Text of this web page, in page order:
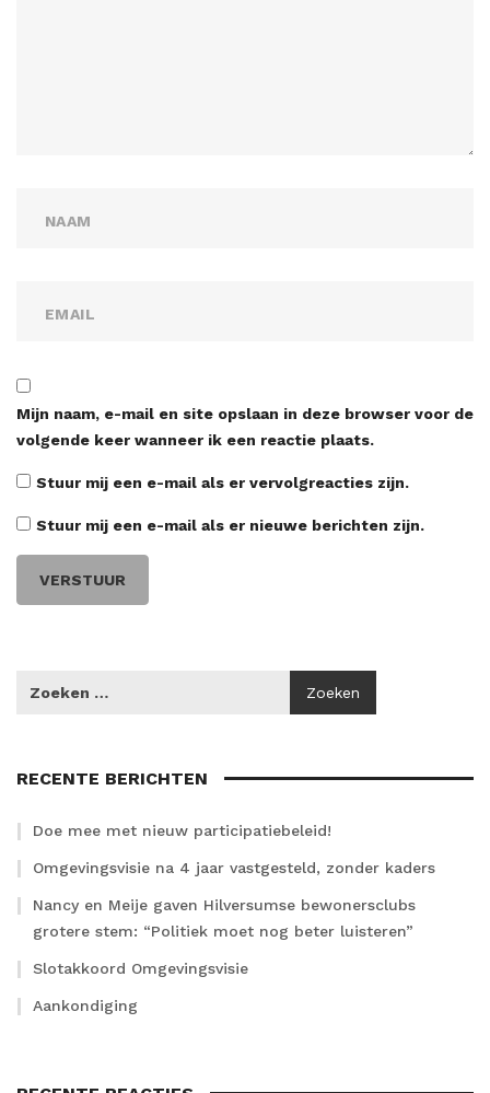
Mijn naam, e-mail en site opslaan in deze browser voor de
volgende keer wanneer ik een reactie plaats.
Stuur mij een e-mail als er vervolgreacties zijn.
Stuur mij een e-mail als er nieuwe berichten zijn.
RECENTE BERICHTEN
Doe mee met nieuw participatiebeleid!
Omgevingsvisie na 4 jaar vastgesteld, zonder kaders
Nancy en Meije gaven Hilversumse bewonersclubs
grotere stem: “Politiek moet nog beter luisteren”
Slotakkoord Omgevingsvisie
Aankondiging